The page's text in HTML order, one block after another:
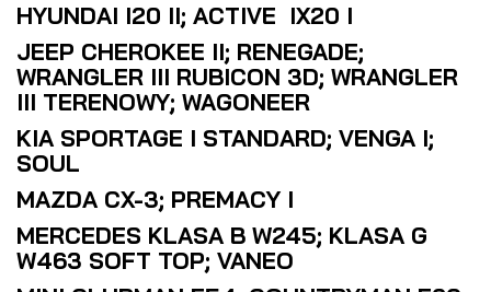
HYUNDAI I20 II; ACTIVE IX20 I
JEEP CHEROKEE II; RENEGADE;
WRANGLER III RUBICON 3D; WRANGLER
III TERENOWY; WAGONEER
KIA SPORTAGE I STANDARD; VENGA I;
SOUL
MAZDA CX-3; PREMACY I
MERCEDES KLASA B W245; KLASA G
W463 SOFT TOP; VANEO